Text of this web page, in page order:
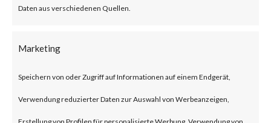
Daten aus verschiedenen Quellen.
Marketing
Speichern von oder Zugriff auf Informationen auf einem Endgerät,
Verwendung reduzierter Daten zur Auswahl von Werbeanzeigen,
Erstellung von Profilen für personalisierte Werbung, Verwendung von
the application when handling a
request. A remote attacker may
be able to exploit this to bypass